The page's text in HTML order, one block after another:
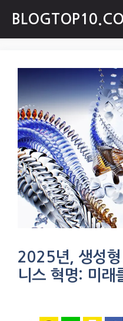
content
2025년, 생성형
니스 혁명: 미래